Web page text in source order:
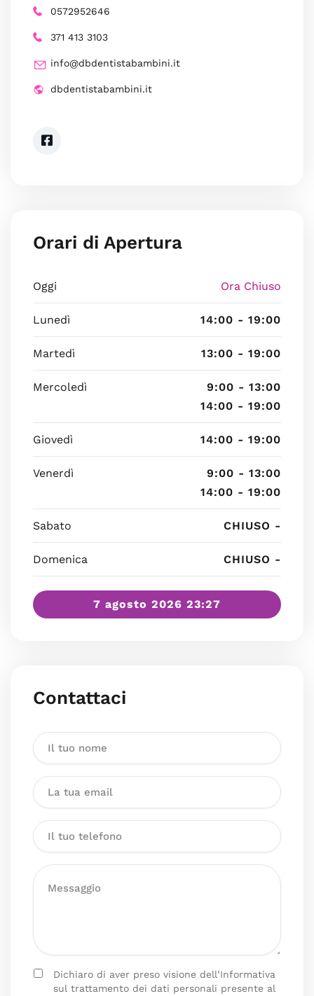
0572952646
371 413 3103
info@dbdentistabambini.it
dbdentistabambini.it
Orari di Apertura
Oggi Ora Chiuso
Lunedì 14:00 - 19:00
Martedì 13:00 - 19:00
Mercoledì
9:00 - 13:00
14:00 - 19:00
Giovedì 14:00 - 19:00
Venerdì
9:00 - 13:00
14:00 - 19:00
Sabato CHIUSO -
Domenica CHIUSO -
7 agosto 2026 23:27
Contattaci
Dichiaro di aver preso visione dell’Informativa
sul trattamento dei dati personali presente al